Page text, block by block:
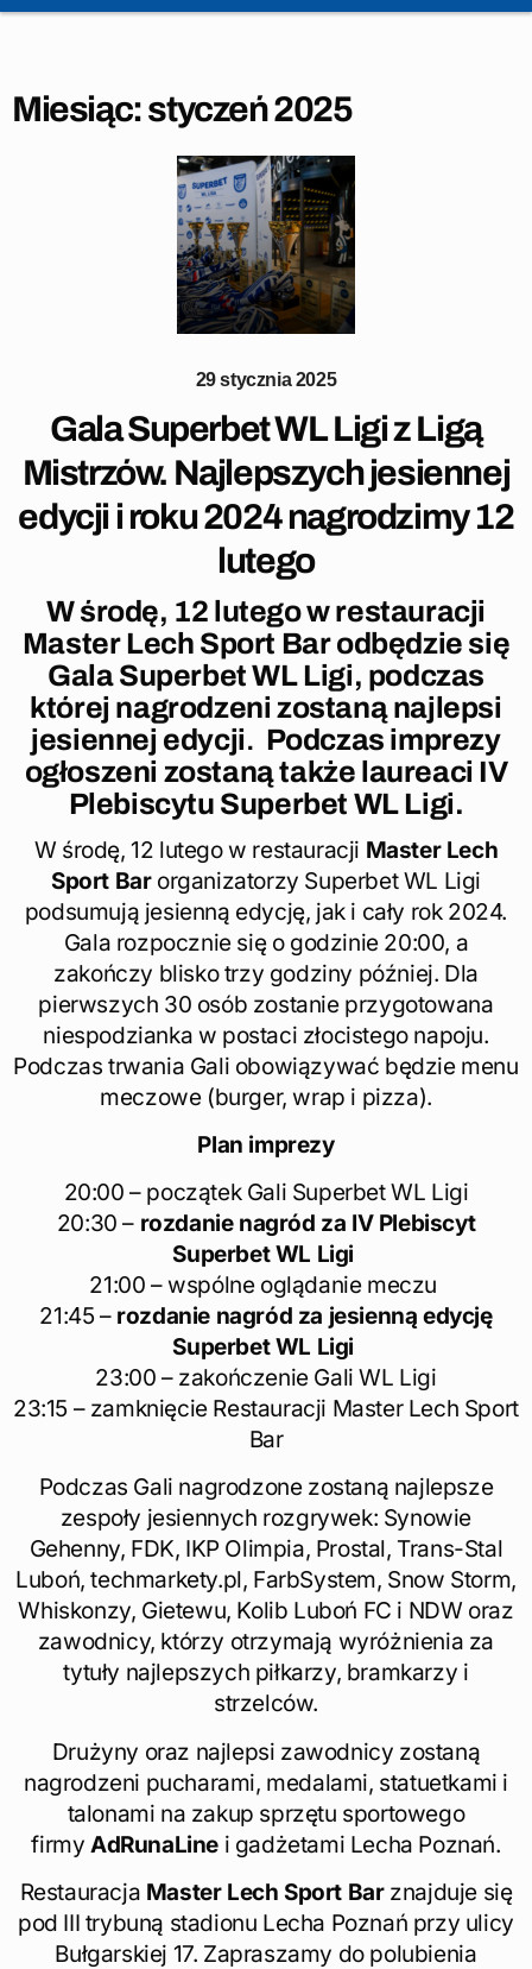
Miesiąc:styczeń 2025
29 stycznia 2025
Gala Superbet WL Ligi z Ligą
Mistrzów. Najlepszych jesiennej
edycji i roku 2024 nagrodzimy 12
lutego
W środę, 12 lutego w restauracji
Master Lech Sport Bar odbędzie się
Gala Superbet WL Ligi, podczas
której nagrodzeni zostaną najlepsi
jesiennej edycji. Podczas imprezy
ogłoszeni zostaną także laureaci IV
Plebiscytu Superbet WL Ligi.
W środę, 12 lutego w restauracji Master Lech
Sport Barorganizatorzy Superbet WL Ligi
podsumują jesienną edycję, jak i cały rok 2024.
Gala rozpocznie się o godzinie 20:00, a
zakończy blisko trzy godziny później. Dla
pierwszych 30 osób zostanie przygotowana
niespodzianka w postaci złocistego napoju.
Podczas trwania Gali obowiązywać będzie menu
meczowe (burger, wrap i pizza).
Plan imprezy
20:00 – początek Gali Superbet WL Ligi
20:30 – rozdanie nagród za IV Plebiscyt
Superbet WL Ligi
21:00 – wspólne oglądanie meczu
21:45 – rozdanie nagród za jesienną edycję
Superbet WL Ligi
23:00 – zakończenie Gali WL Ligi
23:15 – zamknięcie Restauracji Master Lech Sport
Bar
Podczas Gali nagrodzone zostaną najlepsze
zespoły jesiennych rozgrywek: Synowie
Gehenny, FDK, IKP Olimpia, Prostal, Trans-Stal
Luboń, techmarkety.pl, FarbSystem, Snow Storm,
Whiskonzy, Gietewu, Kolib Luboń FC i NDW oraz
zawodnicy, którzy otrzymają wyróżnienia za
tytuły najlepszych piłkarzy, bramkarzy i
strzelców.
Drużyny oraz najlepsi zawodnicy zostaną
nagrodzeni pucharami, medalami, statuetkami i
talonami na zakup sprzętu sportowego
firmy AdRunaLine i gadżetami Lecha Poznań.
Restauracja Master Lech Sport Barznajduje się
pod III trybuną stadionu Lecha Poznań przy ulicy
Bułgarskiej 17. Zapraszamy do polubienia